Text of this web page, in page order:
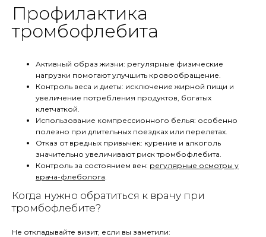
Профилактика
тромбофлебита
Активный образ жизни: регулярные физические
нагрузки помогают улучшить кровообращение.
Контроль веса и диеты: исключение жирной пищи и
увеличение потребления продуктов, богатых
клетчаткой.
Использование компрессионного белья: особенно
полезно при длительных поездках или перелетах.
Отказ от вредных привычек: курение и алкоголь
значительно увеличивают риск тромбофлебита.
Контроль за состоянием вен: регулярные осмотры у
врача-флеболога.
Когда нужно обратиться к врачу при
тромбофлебите?
Не откладывайте визит, если вы заметили: